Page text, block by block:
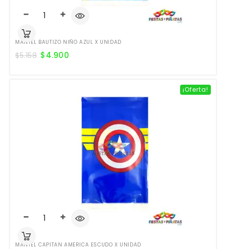
MANTEL BAUTIZO NIÑO AZUL X UNIDAD
$5.158 $4.900
¡Oferta!
MANTEL CAPITAN AMERICA ESCUDO X UNIDAD